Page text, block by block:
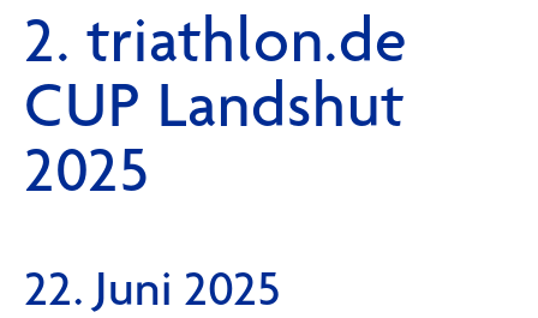
2. triathlon.de
CUP Landshut
2025
22. Juni 2025